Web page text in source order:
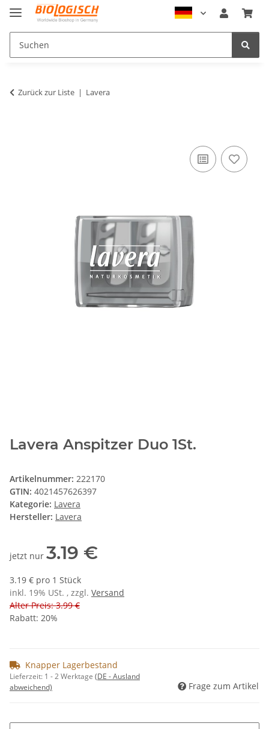
Zurück zur Liste Lavera
Lavera Anspitzer Duo 1St.
Artikelnummer: 222170
GTIN: 4021457626397
Kategorie: Lavera
Hersteller: Lavera
jetzt nur 3.19 €
3.19 € pro 1 Stück
inkl. 19% USt. , zzgl. Versand
Alter Preis: 3.99 €
Rabatt: 20%
Knapper Lagerbestand
Lieferzeit: 1 - 2 Werktage (DE - Ausland
abweichend)
Frage zum Artikel